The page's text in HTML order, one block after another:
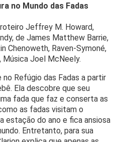
no Mundo das Fadas
Jeffrey M. Howard,
de James Matthew Barrie,
Chenoweth, Raven-Symoné,
Música Joel McNeely.
no Refúgio das Fadas a partir
Ela descobre que seu
fada que faz e conserta as
as fadas visitam o
estação do ano e fica ansiosa
Entretanto, para sua